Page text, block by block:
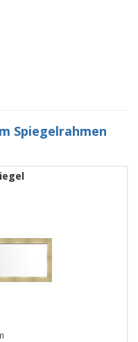
Spiegelrahmen